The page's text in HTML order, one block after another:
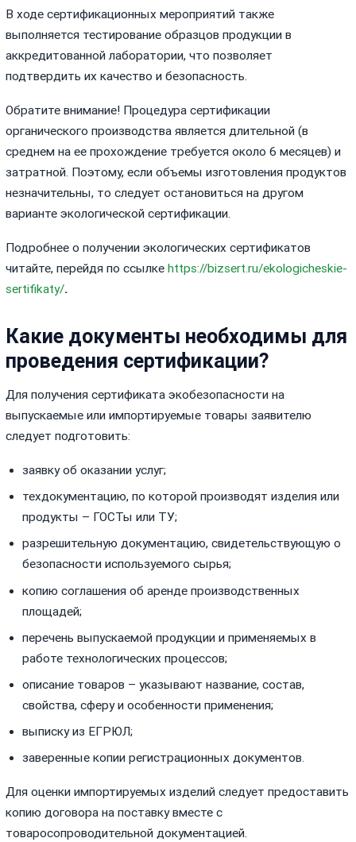
В ходе сертификационных мероприятий также
выполняется тестирование образцов продукции в
аккредитованной лаборатории, что позволяет
подтвердить их качество и безопасность.
Обратите внимание! Процедура сертификации
органического производства является длительной (в
среднем на ее прохождение требуется около 6 месяцев) и
затратной. Поэтому, если объемы изготовления продуктов
незначительны, то следует остановиться на другом
варианте экологической сертификации.
Подробнее о получении экологических сертификатов
читайте, перейдя по ссылкеhttps://bizsert.ru/ekologicheskie-
sertifikaty/.
Какие документы необходимы для
проведения сертификации?
Для получения сертификата экобезопасности на
выпускаемые или импортируемые товары заявителю
следует подготовить:
заявку об оказании услуг;
техдокументацию, по которой производят изделия или
продукты – ГОСТы или ТУ;
разрешительную документацию, свидетельствующую о
безопасности используемого сырья;
копию соглашения об аренде производственных
площадей;
перечень выпускаемой продукции и применяемых в
работе технологических процессов;
описание товаров – указывают название, состав,
свойства, сферу и особенности применения;
выписку из ЕГРЮЛ;
заверенные копии регистрационных документов.
Для оценки импортируемых изделий следует предоставить
копию договора на поставку вместе с
товаросопроводительной документацией.